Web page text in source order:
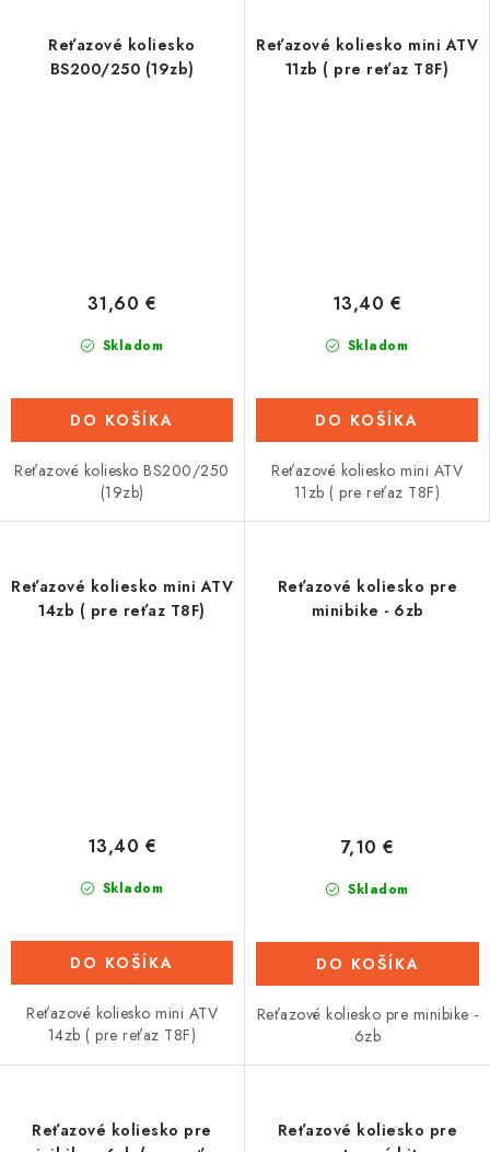
Reťazové koliesko
BS200/250 (19zb)
Skladom
31,60 €
DO KOŠÍKA
Reťazové koliesko BS200/250
(19zb)
Reťazové koliesko mini ATV
11zb ( pre reťaz T8F)
Skladom
13,40 €
DO KOŠÍKA
Reťazové koliesko mini ATV
11zb ( pre reťaz T8F)
Reťazové koliesko mini ATV
14zb ( pre reťaz T8F)
Skladom
13,40 €
DO KOŠÍKA
Reťazové koliesko mini ATV
14zb ( pre reťaz T8F)
Reťazové koliesko pre
minibike - 6zb
Skladom
7,10 €
DO KOŠÍKA
Reťazové koliesko pre minibike -
6zb
Reťazové koliesko pre
Reťazové koliesko pre